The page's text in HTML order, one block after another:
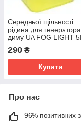
Середньої щільності
рідина для генератора
диму UA FOG LIGHT 5L
290 ₴
Купити
Про нас
96% позитивних з